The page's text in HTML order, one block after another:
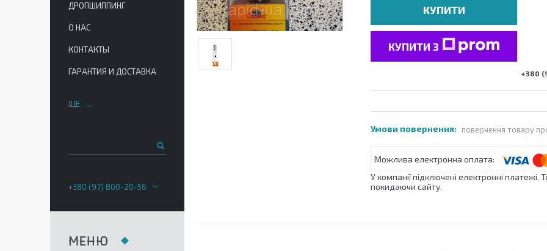
КУПИТИ
КУПИТИ З
+380
повернення товару
У компанії підключені електронні
покидаючи сайту.
ДРОПШИППИНГ
О НАС
КОНТАКТЫ
ГАРАНТИЯ И ДОСТАВКА
ЩЕ
+380 (97) 800-20-56